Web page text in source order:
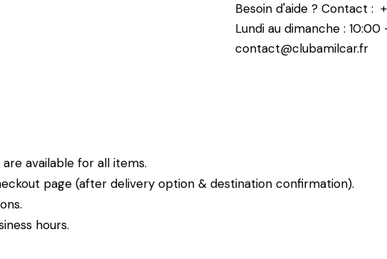
Besoin d'aide ? Contact :
Lundi au dimanche : 10:00
contact@clubamilcar.fr
available for all items.
page (after delivery option & destination confirmation).
hours.